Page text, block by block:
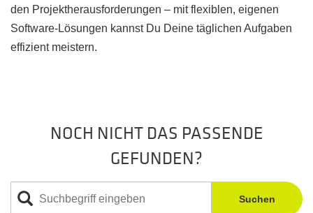
den Projektherausforderungen – mit flexiblen, eigenen
Software-Lösungen kannst Du Deine täglichen Aufgaben
effizient meistern.
NOCH NICHT DAS PASSENDE
GEFUNDEN?
Suchen